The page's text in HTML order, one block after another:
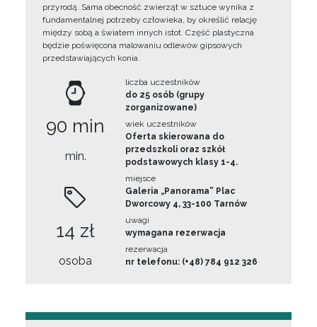
przyrodą. Sama obecność zwierząt w sztuce wynika z
fundamentalnej potrzeby człowieka, by określić relację
między sobą a światem innych istot. Część plastyczna
będzie poświęcona malowaniu odlewów gipsowych
przedstawiających konia.
90 min
min.
14 zł
osoba
liczba uczestników
do 25 osób (grupy
zorganizowane)
wiek uczestników
Oferta skierowana do
przedszkoli oraz szkół
podstawowych klasy 1-4.
miejsce
Galeria „Panorama” Plac
Dworcowy 4, 33-100 Tarnów
uwagi
wymagana rezerwacja
rezerwacja
nr telefonu: (+48) 784 912 326